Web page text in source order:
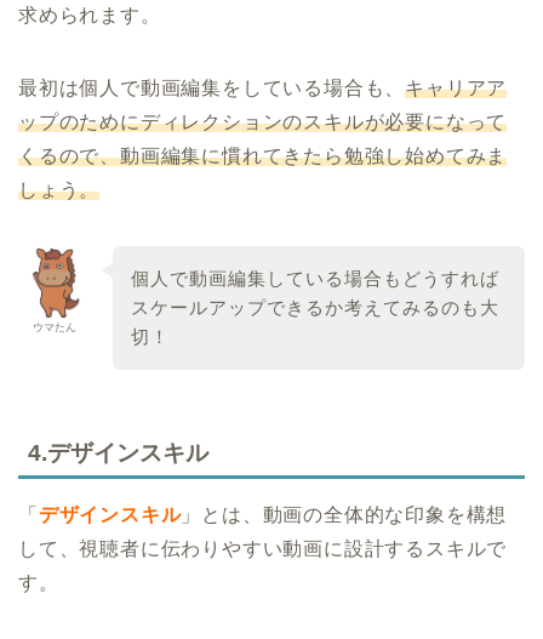
求められます。
最初は個人で動画編集をしている場合も、キャリアア
ップのためにディレクションのスキルが必要になって
くるので、動画編集に慣れてきたら勉強し始めてみま
しょう。
ウマたん
個人で動画編集している場合もどうすれば
スケールアップできるか考えてみるのも大
切！
4.デザインスキル
「 デザインスキル」とは、動画の全体的な印象を構想
して、視聴者に伝わりやすい動画に設計するスキルで
す。